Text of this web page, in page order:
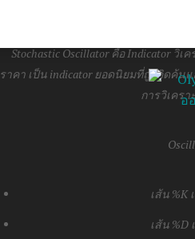
Stochastic Oscillator คือ Indicator
ราคา เป็น indicator ยอดนิยมที่ถูกคิดค้น
การวิเครา
เส้น %K
เส้น %D